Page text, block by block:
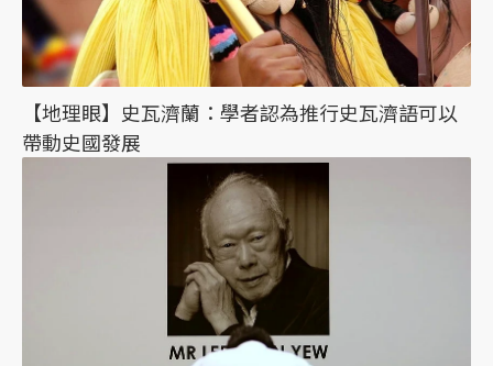
【地理眼】史瓦濟蘭：學者認為推行史瓦濟語可以
帶動史國發展